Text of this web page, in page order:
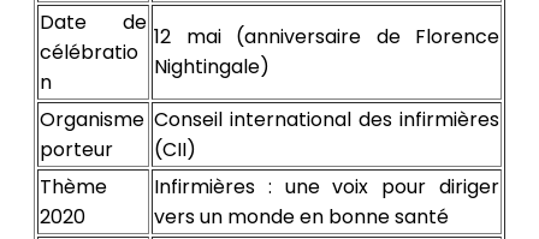
Date de
célébratio
n
12 mai (anniversaire de Florence
Nightingale)
Organisme
porteur
Conseil international des infirmières
(CII)
Thème
2020
Infirmières : une voix pour diriger
vers un monde en bonne santé